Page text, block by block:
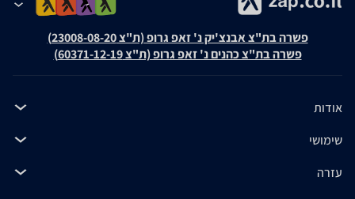
פשרה בת"צ אבנצ'יק נ' זאפ גרופ (ת"צ 23008-08-20)
פשרה בת"צ כהנים נ' זאפ גרופ (ת"צ 60371-12-19)
אודות
שימושי
עזרה